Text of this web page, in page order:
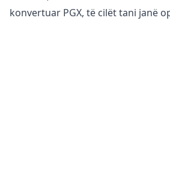
konvertuar PGX, të cilët tani janë